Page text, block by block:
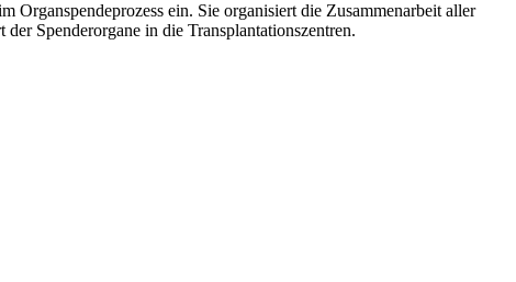
ein. Sie organisiert die Zusammenarbeit aller
Spenderorgane in die Transplantationszentren.